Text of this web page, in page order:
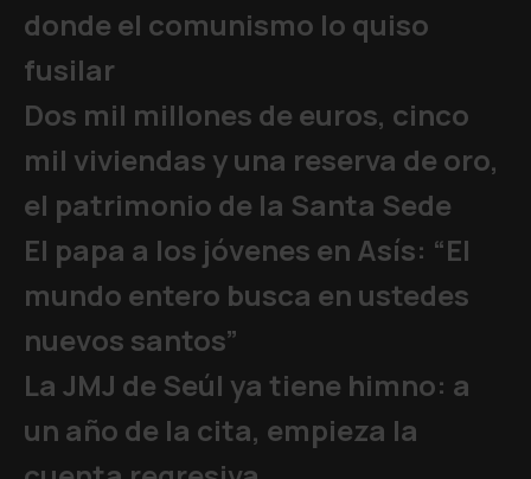
donde el comunismo lo quiso
fusilar
Dos mil millones de euros, cinco
mil viviendas y una reserva de oro,
el patrimonio de la Santa Sede
El papa a los jóvenes en Asís: “El
mundo entero busca en ustedes
nuevos santos”
La JMJ de Seúl ya tiene himno: a
un año de la cita, empieza la